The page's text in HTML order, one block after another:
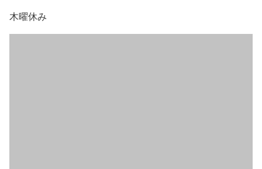
木曜休み